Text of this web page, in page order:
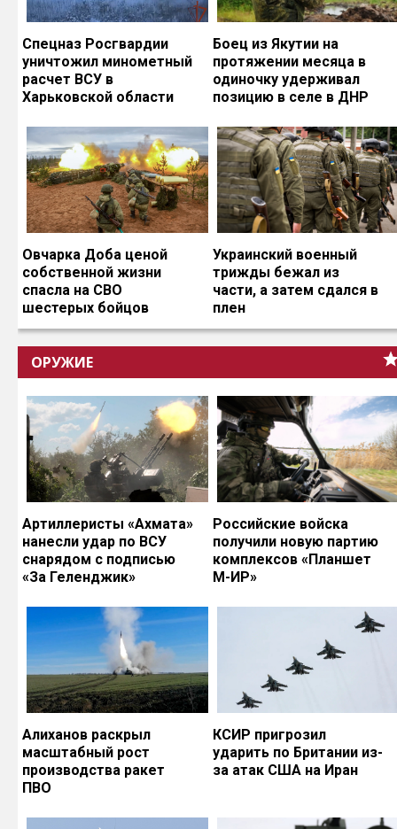
Спецназ Росгвардии
уничтожил минометный
расчет ВСУ в
Харьковской области
Боец из Якутии на
протяжении месяца в
одиночку удерживал
позицию в селе в ДНР
Овчарка Доба ценой
собственной жизни
спасла на СВО
шестерых бойцов
Украинский военный
трижды бежал из
части, а затем сдался в
плен
ОРУЖИЕ
Артиллеристы «Ахмата»
нанесли удар по ВСУ
снарядом с подписью
«За Геленджик»
Российские войска
получили новую партию
комплексов «Планшет
М-ИР»
Алиханов раскрыл
масштабный рост
производства ракет
ПВО
КСИР пригрозил
ударить по Британии из-
за атак США на Иран